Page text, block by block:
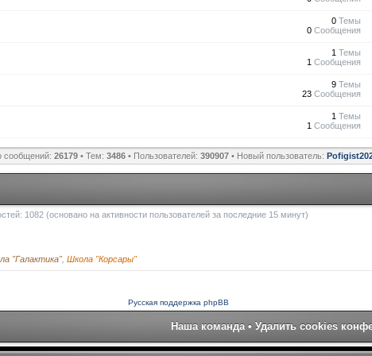
0Темы
0Сообщения
1 Темы
1 Сообщения
9Темы
23Сообщения
1 Темы
1 Сообщения
сообщений: 26179• Тем: 3486• Пользователей: 390907• Новый пользователь:
1082 (основано на активности пользователей за последние 15 минут)
"Галактика",Школа "Корсары"
Русская поддержка phpBB
Наша команда• Удалить cookies